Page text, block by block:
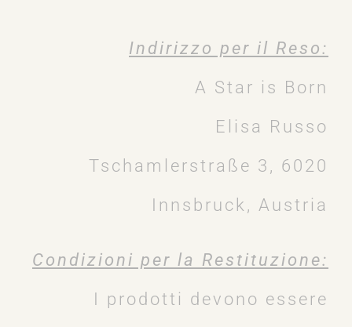
Indirizzo per il Reso:
A Star is Born
Elisa Russo
Tschamlerstraße 3, 6020
Innsbruck, Austria
Condizioni per la Restituzione:
I prodotti devono essere